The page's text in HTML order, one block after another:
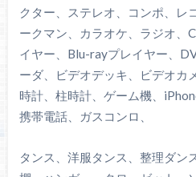
クター、ステレオ、コンポ、レ
ークマン、カラオケ、ラジオ、
イヤー、Blu-rayプレイヤー、
ーダ、ビデオデッキ、ビデオカ
時計、柱時計、ゲーム機、
携帯電話、ガスコンロ、
タンス、洋服タンス、整理ダン